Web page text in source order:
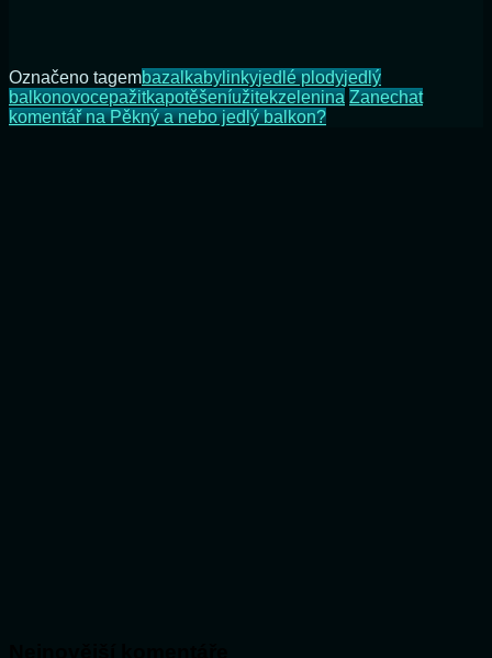
Označeno tagembazalkabylinkyjedlé plodyjedlý
balkonovocepažitkapotěšeníužitekzelenina Zanechat
komentářna Pěkný a nebo jedlý balkon?